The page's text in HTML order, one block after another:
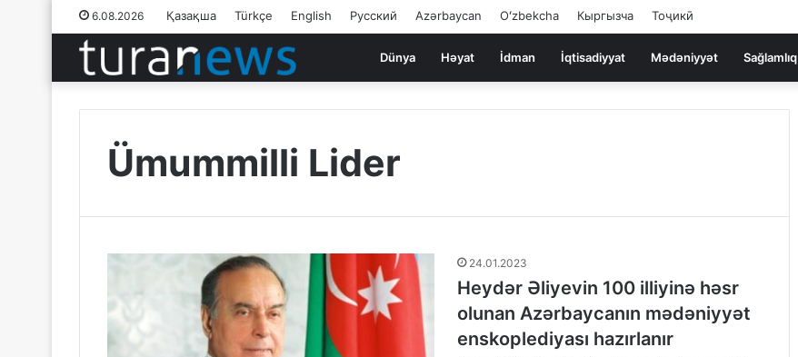
6.08.2026 Қазақша Türkçe English Русский Azərbaycan Oʻzbekcha Кыргызча Тоҷикӣ
Dünya Həyat İdman İqtisadiyyat Mədəniyyət Sağlamlıq
Ümummilli Lider
24.01.2023
Heydər Əliyevin 100 illiyinə həsr
olunan Azərbaycanın mədəniyyət
enskoplediyası hazırlanır